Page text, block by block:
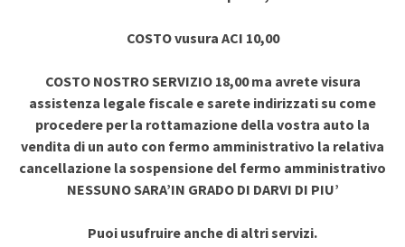
COSTO vusura ACI 10,00
COSTO NOSTRO SERVIZIO 18,00 ma avrete visura
assistenza legale fiscale e sarete indirizzati su come
procedere per la rottamazione della vostra auto la
vendita di un auto con fermo amministrativo la relativa
cancellazione la sospensione del fermo amministrativo
NESSUNO SARA’IN GRADO DI DARVI DI PIU’
Puoi usufruire anche di altri servizi.